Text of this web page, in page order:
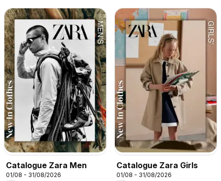
Catalogue Zara Men
01/08 - 31/08/2026
Catalogue Zara Girls
01/08 - 31/08/2026